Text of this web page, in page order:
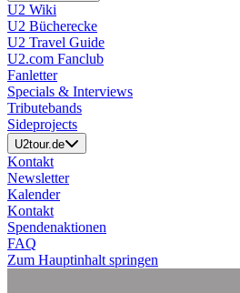
U2 Wiki
U2 Bücherecke
U2 Travel Guide
U2.com Fanclub
Fanletter
Specials & Interviews
Tributebands
Sideprojects
U2tour.de
Kontakt
Newsletter
Kalender
Kontakt
Spendenaktionen
FAQ
Zum Hauptinhalt springen